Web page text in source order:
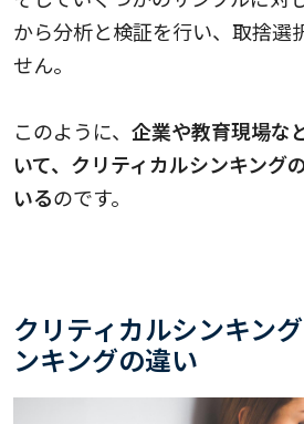
から分析と検証を行い、取捨選
せん。
このように、 企業や教育現場な
いて、クリティカルシンキング
いるのです。
クリティカルシンキン
ンキングの違い